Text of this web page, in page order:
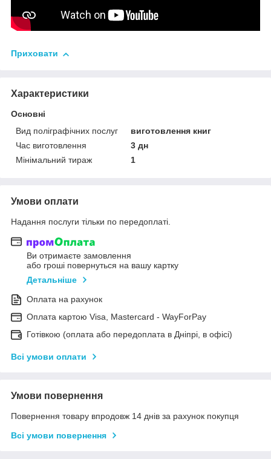
Приховати
Характеристики
Основні
Вид поліграфічних послуг
виготовлення книг
Час виготовлення
3 дн
Мінімальний тираж
1
Умови оплати
Надання послуги тільки по передоплаті.
Ви отримаєте замовлення
або гроші повернуться на вашу картку
Детальніше
Оплата на рахунок
Оплата картою Visa, Mastercard - WayForPay
Готівкою (оплата або передоплата в Дніпрі, в офісі)
Всі умови оплати
Умови повернення
Повернення товару впродовж 14 днів за рахунок покупця
Всі умови повернення